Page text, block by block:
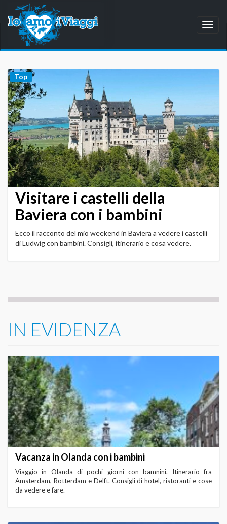
Top
Visitare i castelli della
Baviera con i bambini
Ecco il racconto del mio weekend in Baviera a vedere i castelli
di Ludwig con bambini. Consigli, itinerario e cosa vedere.
IN EVIDENZA
Vacanza in Olanda con i bambini
Viaggio in Olanda di pochi giorni con bamnini. Itinerario fra
Amsterdam, Rotterdam e Delft. Consigli di hotel, ristoranti e cose
da vedere e fare.